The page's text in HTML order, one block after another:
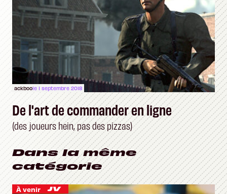
ackboole 1 septembre 2018
De l'art de commander en ligne
(des joueurs hein, pas des pizzas)
Dans la même
catégorie
À venir